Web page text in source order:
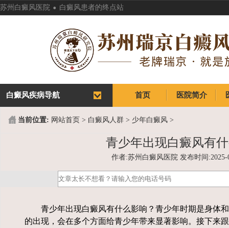
苏州白癜风医院 . 白癜风患者的终点站
首页
首页
医院简介
白癜风疾病导航
当前位置: 网站首页 > 白癜风人群 > 少年白癜风 >
青少年出现白癜风有
作者:苏州白癜风医院 发布时间:2025-
青少年出现白癜风有什么影响？青少年时期是身体和
的出现，会在多个方面给青少年带来显著影响。接下来